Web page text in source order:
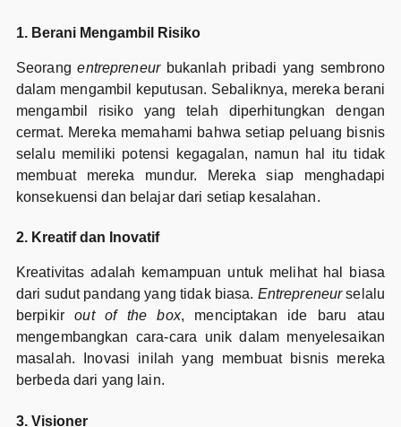
1. Berani Mengambil Risiko
Seorangentrepreneurbukanlah pribadi yang sembrono
dalam mengambil keputusan. Sebaliknya, mereka berani
mengambil risiko yang telah diperhitungkan dengan
cermat. Mereka memahami bahwa setiap peluang bisnis
selalu memiliki potensi kegagalan, namun hal itu tidak
membuat mereka mundur. Mereka siap menghadapi
konsekuensi dan belajar dari setiap kesalahan.
2. Kreatif dan Inovatif
Kreativitas adalah kemampuan untuk melihat hal biasa
dari sudut pandang yang tidak biasa. Entrepreneurselalu
berpikirout of the box, menciptakan ide baru atau
mengembangkan cara-cara unik dalam menyelesaikan
masalah. Inovasi inilah yang membuat bisnis mereka
berbeda dari yang lain.
3. Visioner